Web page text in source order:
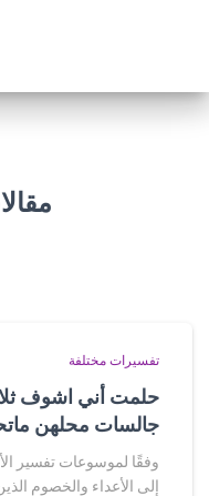
تفسيرات مختلفة
حلمت أني اشوف
جالسات محلهن
وفقًا لموسوعات تفسير
إلى الأعداء والخصوم